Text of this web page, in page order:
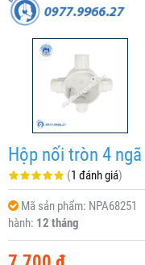
Hộp nối tròn 4
(1 đánh giá)
Mã sản phẩm: NPA68251
hành: 12 tháng